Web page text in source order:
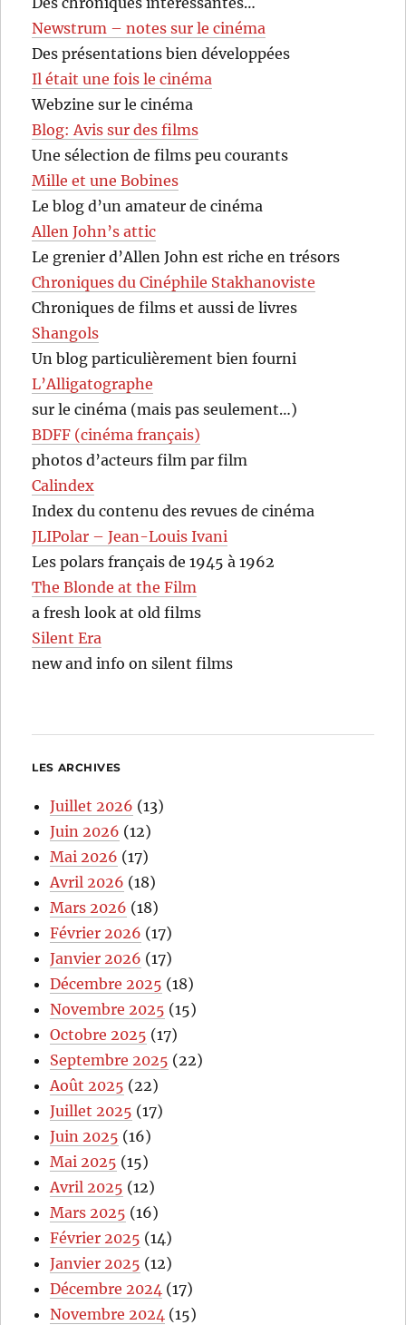
Newstrum – notes sur le cinéma
Des présentations bien développées
Il était une fois le cinéma
Webzine sur le cinéma
Blog: Avis sur des films
Une sélection de films peu courants
Mille et une Bobines
Le blog d’un amateur de cinéma
Allen John’s attic
Le grenier d’Allen John est riche en trésors
Chroniques du Cinéphile Stakhanoviste
Chroniques de films et aussi de livres
Shangols
Un blog particulièrement bien fourni
L’Alligatographe
sur le cinéma (mais pas seulement…)
BDFF (cinéma français)
photos d’acteurs film par film
Calindex
Index du contenu des revues de cinéma
JLIPolar – Jean-Louis Ivani
Les polars français de 1945 à 1962
The Blonde at the Film
a fresh look at old films
Silent Era
new and info on silent films
LES ARCHIVES
Juillet 2026 (13)
Juin 2026 (12)
Mai 2026 (17)
Avril 2026 (18)
Mars 2026 (18)
Février 2026 (17)
Janvier 2026 (17)
Décembre 2025 (18)
Novembre 2025 (15)
Octobre 2025 (17)
Septembre 2025 (22)
Août 2025 (22)
Juillet 2025 (17)
Juin 2025 (16)
Mai 2025 (15)
Avril 2025 (12)
Mars 2025 (16)
Février 2025 (14)
Janvier 2025 (12)
Décembre 2024 (17)
Novembre 2024 (15)